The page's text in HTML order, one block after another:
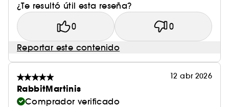
¿Te resultó útil esta reseña?
0 0
Reportar este contenido
12 abr 2026
RabbitMartinis
Comprador verificado